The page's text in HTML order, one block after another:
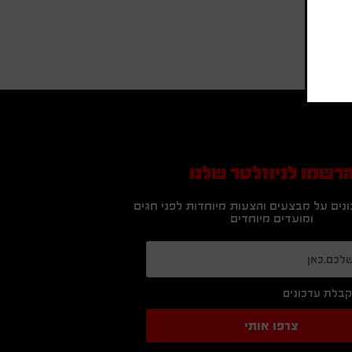
לניוזלטר שלנו
על מבצעים והצעות מיוחדות לפני חגים
ומועדים מיוחדים
עדכונים
צרפו אותי